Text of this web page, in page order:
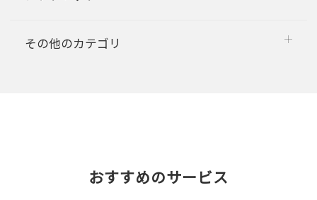
その他のカテゴリ
おすすめのサービス